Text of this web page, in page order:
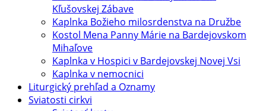
Kľušovskej Zábave
Kaplnka Božieho milosrdenstva na Družbe
Kostol Mena Panny Márie na Bardejovskom
Mihaľove
Kaplnka v Hospici v Bardejovskej Novej Vsi
Kaplnka v nemocnici
Liturgický prehľad a Oznamy
Sviatosti cirkvi